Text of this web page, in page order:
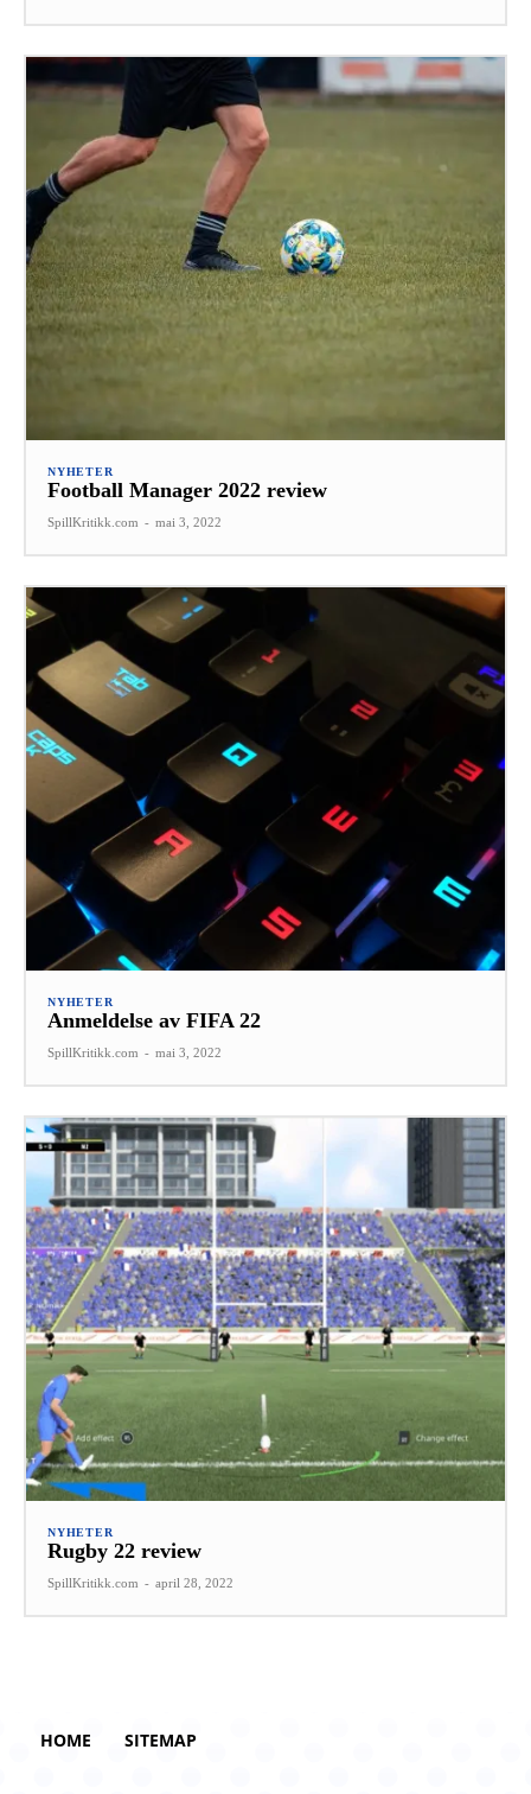
NYHETER
Football Manager 2022 review
SpillKritikk.com - mai 3, 2022
NYHETER
Anmeldelse av FIFA 22
SpillKritikk.com - mai 3, 2022
NYHETER
Rugby 22 review
SpillKritikk.com - april 28, 2022
HOME SITEMAP